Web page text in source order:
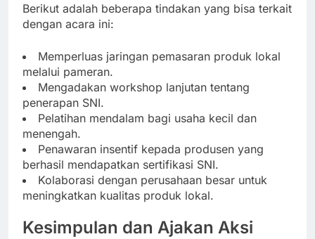
Berikut adalah beberapa tindakan yang bisa terkait
dengan acara ini:
Memperluas jaringan pemasaran produk lokal
melalui pameran.
Mengadakan workshop lanjutan tentang
penerapan SNI.
Pelatihan mendalam bagi usaha kecil dan
menengah.
Penawaran insentif kepada produsen yang
berhasil mendapatkan sertifikasi SNI.
Kolaborasi dengan perusahaan besar untuk
meningkatkan kualitas produk lokal.
Kesimpulan dan Ajakan Aksi